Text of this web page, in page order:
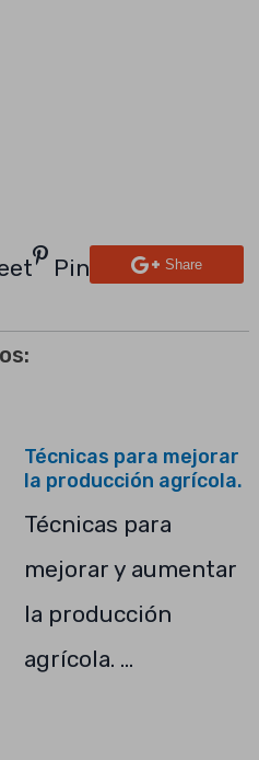
Pin Share
Técnicas para mejorar
la producción agrícola.
Técnicas para
mejorar y aumentar
la producción
agrícola. …